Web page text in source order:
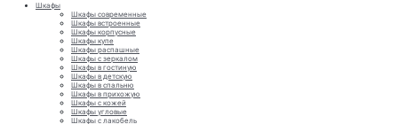
Шкафы
Шкафы современные
Шкафы встроенные
Шкафы корпусные
Шкафы купе
Шкафы распашные
Шкафы с зеркалом
Шкафы в гостиную
Шкафы в детскую
Шкафы в спальню
Шкафы в прихожую
Шкафы с кожей
Шкафы угловые
Шкафы с лакобель